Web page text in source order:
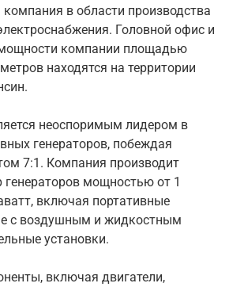
компания в области производства
Головной офис и
компании площадью
находятся на территории
неоспоримым лидером в
генераторов, побеждая
7:1. Компания производит
мощностью от 1
включая портативные
с воздушным и жидкостным
установки.
включая двигатели,